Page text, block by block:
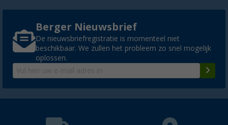
Berger Nieuwsbrief
De nieuwsbriefregistratie is momenteel niet
beschikbaar. We zullen het probleem zo snel mogelijk
oplossen.